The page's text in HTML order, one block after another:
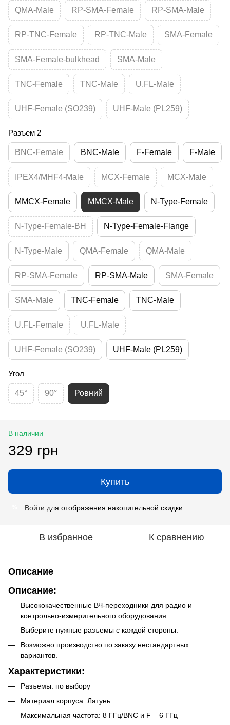
QMA-Male RP-SMA-Female RP-SMA-Male
RP-TNC-Female RP-TNC-Male SMA-Female
SMA-Female-bulkhead SMA-Male
TNC-Female TNC-Male U.FL-Male
UHF-Female (SO239) UHF-Male (PL259)
Разъем 2
BNC-Female BNC-Male F-Female F-Male
IPEX4/MHF4-Male MCX-Female MCX-Male
MMCX-Female MMCX-Male N-Type-Female
N-Type-Female-BH N-Type-Female-Flange
N-Type-Male QMA-Female QMA-Male
RP-SMA-Female RP-SMA-Male SMA-Female
SMA-Male TNC-Female TNC-Male
U.FL-Female U.FL-Male
UHF-Female (SO239) UHF-Male (PL259)
Угол
45° 90° Ровний
В наличии
329 грн
Купить
Войти для отображения накопительной скидки
В избранное К сравнению
Описание
Описание:
Высококачественные ВЧ-переходники для радио и
контрольно-измерительного оборудования.
Выберите нужные разъемы с каждой стороны.
Возможно производство по заказу нестандартных
вариантов.
Характеристики:
Разъемы: по выбору
Материал корпуса: Латунь
Максимальная частота: 8 ГГц/BNC и F – 6 ГГц